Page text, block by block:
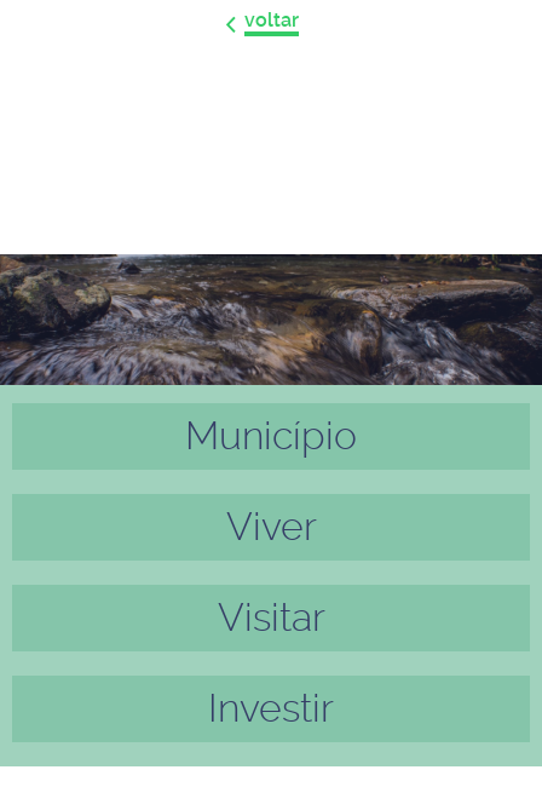
voltar
Município
Viver
Visitar
Investir